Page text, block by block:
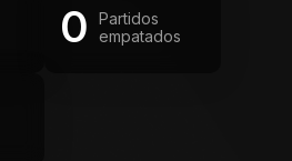
0
Partidos
empatados